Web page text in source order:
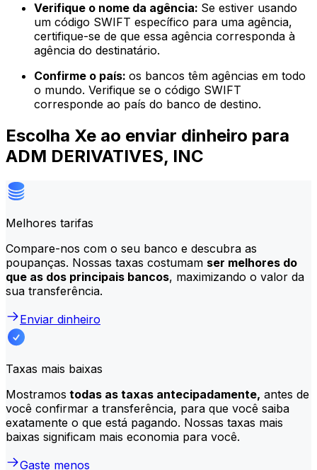
Verifique o nome da agência: Se estiver usando
um código SWIFT específico para uma agência,
certifique-se de que essa agência corresponda à
agência do destinatário.
Confirme o país: os bancos têm agências em todo
o mundo. Verifique se o código SWIFT
corresponde ao país do banco de destino.
Escolha Xe ao enviar dinheiro para
ADM DERIVATIVES, INC
Melhores tarifas
Compare-nos com o seu banco e descubra as
poupanças. Nossas taxas costumam ser melhores do
que as dos principais bancos, maximizando o valor da
sua transferência.
Enviar dinheiro
Taxas mais baixas
Mostramos todas as taxas antecipadamente, antes de
você confirmar a transferência, para que você saiba
exatamente o que está pagando. Nossas taxas mais
baixas significam mais economia para você.
Gaste menos